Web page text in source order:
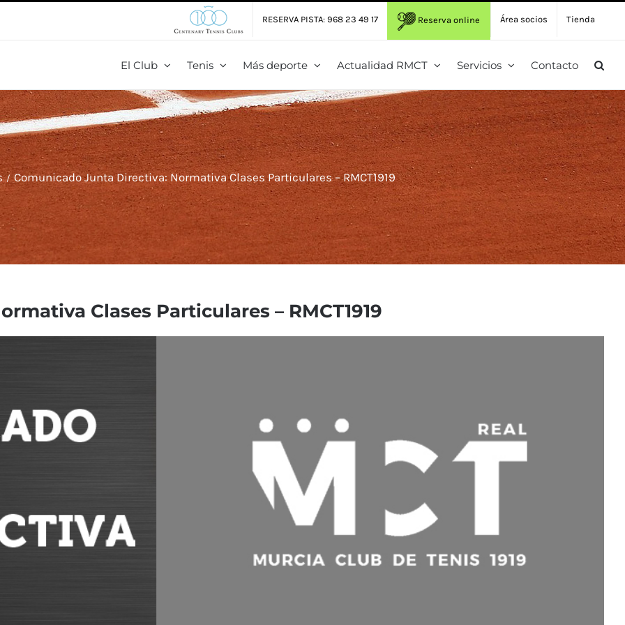
RESERVA PISTA: 968 23 49 17 Reserva online Área socios Tienda
El Club Tenis Más deporte Actualidad RMCT Servicios Contacto
Comunicado Junta Directiva: Normativa Clases Particulares – RMCT1919
Clases Particulares – RMCT1919